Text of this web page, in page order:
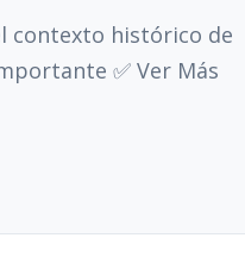
contexto histórico de
✅ Ver Más